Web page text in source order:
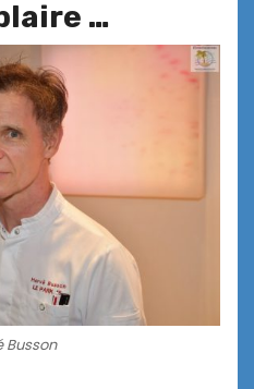
…
Busson